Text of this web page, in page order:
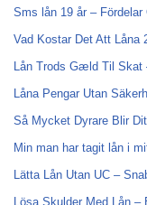
Sms lån 19 år – Fördelar
Vad Kostar Det Att Låna
Lån Trods Gæld Til Skat
Låna Pengar Utan
Så Mycket Dyrare Blir
Min man har tagit lån i
Lätta Lån Utan UC –
Lösa Skulder Med Lån